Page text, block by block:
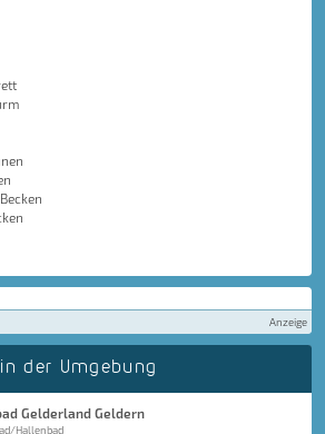
Anzeige
der Umgebung
Gelderland Geldern
Hallenbad